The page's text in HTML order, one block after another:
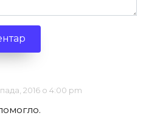
2016 о 4:00 pm